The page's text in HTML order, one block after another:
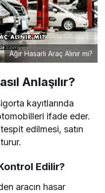
Ağır Hasarlı Araç Alınır mı?
Anlaşılır?
kayıtlarında
ifade eder.
edilmesi, satın
Edilir?
aracın hasar